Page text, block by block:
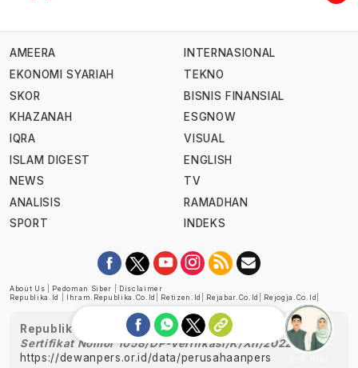
AMEERA
EKONOMI SYARIAH
SKOR
KHAZANAH
IQRA
ISLAM DIGEST
NEWS
ANALISIS
SPORT
INTERNASIONAL
TEKNO
BISNIS FINANSIAL
ESGNOW
VISUAL
ENGLISH
TV
RAMADHAN
INDEKS
About Us Pedoman Siber
Disclaimer
Republika.id
Ihram.republika.co.id Retizen.id Rejabar.co.id Rejogja.co.id
Republika telah diverifikasi oleh Dewan Pers
Sertifikat Nomor 1058/DP-Verifikasi/K/XII/2022
https://dewanpers.or.id/data/perusahaanpers